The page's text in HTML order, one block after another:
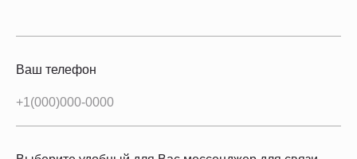
Ваш телефон